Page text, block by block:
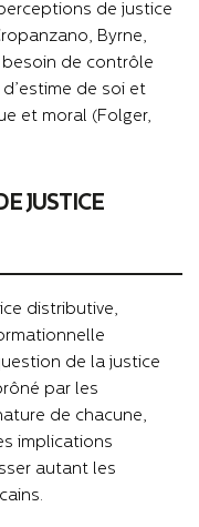
de justice
Byrne,
de contrôle
de soi et
et moral (Folger,
JUSTICE
distributive,
de la justice
par les
de chacune,
implications
autant les